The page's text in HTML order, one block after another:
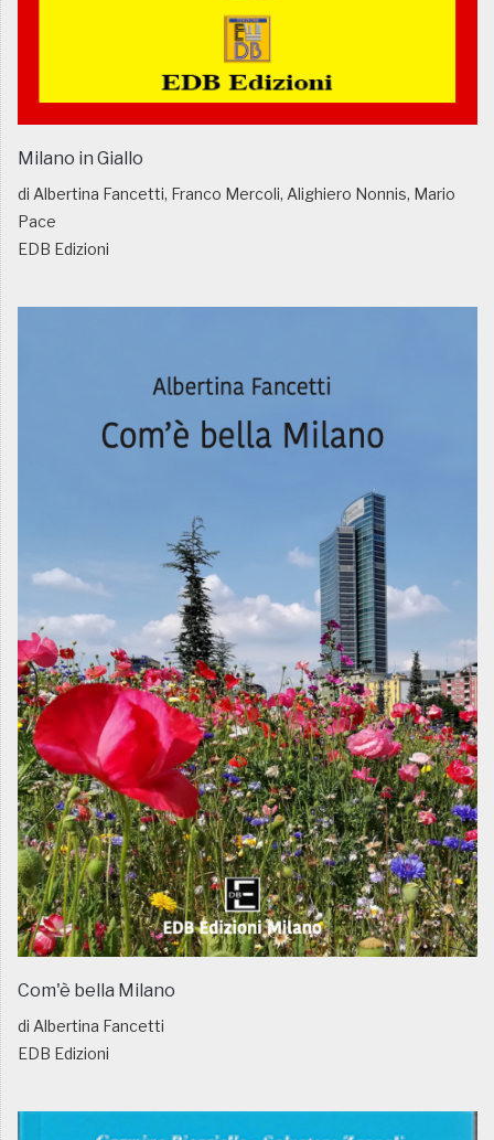
Milano in Giallo
di Albertina Fancetti, Franco Mercoli, Alighiero Nonnis, Mario
Pace
EDB Edizioni
Com'è bella Milano
di Albertina Fancetti
EDB Edizioni